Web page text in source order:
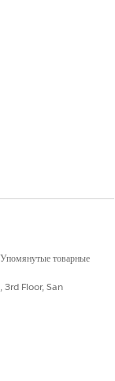
товарные
3rd Floor, San